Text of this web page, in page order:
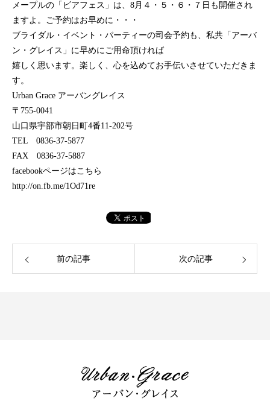
メープルの「ビアフェス」は、8月４・５・６・７日も開催され
ますよ。ご予約はお早めに・・・
ブライダル・イベント・パーティーの司会予約も、私共「アーバ
ン・グレイス」に早めにご用命頂ければ
嬉しく思います。楽しく、心を込めてお手伝いさせていただきま
す。
Urban Grace アーバングレイス
〒755-0041
山口県宇部市朝日町4番11-202号
TEL 0836-37-5877
FAX 0836-37-5887
facebookページはこちら
http://on.fb.me/1Od71re
前の記事 次の記事